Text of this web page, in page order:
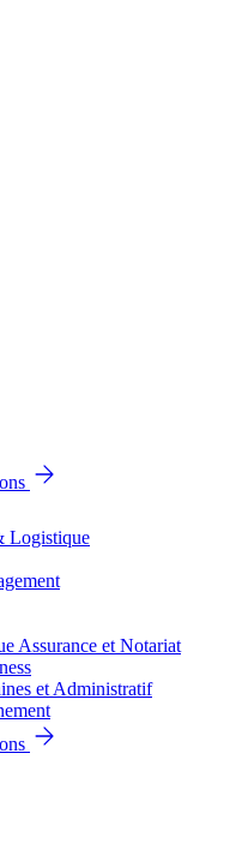
Logistique
Assurance et Notariat
et Administratif